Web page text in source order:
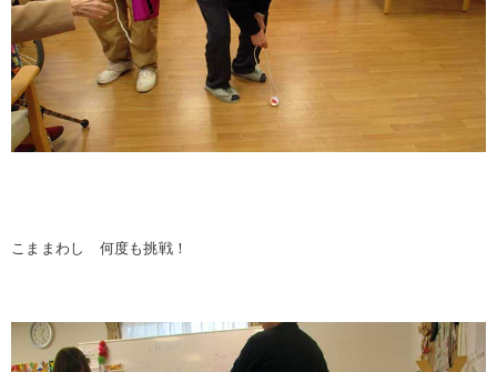
こままわし 何度も挑戦！